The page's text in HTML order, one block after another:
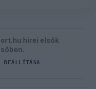
hírei elsők
BEÁLLÍTÁSA